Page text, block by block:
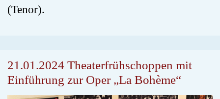
(Tenor).
21.01.2024 Theaterfrühschoppen mit
Einführung zur Oper „La Bohème“